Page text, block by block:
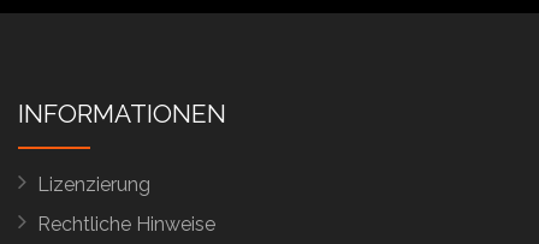
INFORMATIONEN
Lizenzierung
Rechtliche Hinweise